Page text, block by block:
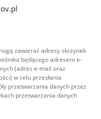
zawierać adresy skrzynek
będącego adresem e-
(adres e-mail oraz
w celu przesłania
przetwarzania danych przez
przetwarzania danych